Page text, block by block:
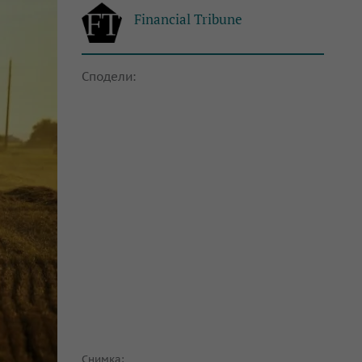
Financial Tribune
Сподели:
Снимка: